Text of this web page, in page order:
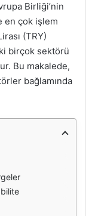
Birliği’nin
en çok işlem
(TRY)
birçok sektörü
Bu makalede,
bağlamında